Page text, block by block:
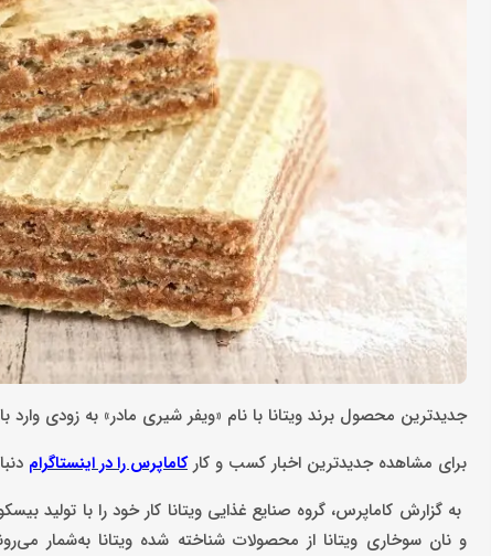
جدیدترین محصول برند ویتانا با نام «ویفر شیری مادر» به زودی
برای مشاهده جدیدترین اخبار کسب و کارکاماپرس را در اینستاگرام
و نان سوخاری ویتانا از محصولات شناخته شده ویتانا به‌شمار